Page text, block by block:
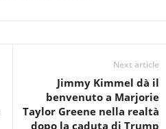
Next article
Jimmy Kimmel dà il
benvenuto a Marjorie
Taylor Greene nella realtà
dopo la caduta di Trump